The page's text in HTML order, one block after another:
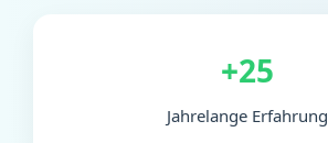
+25
Jahrelange Erfahrung